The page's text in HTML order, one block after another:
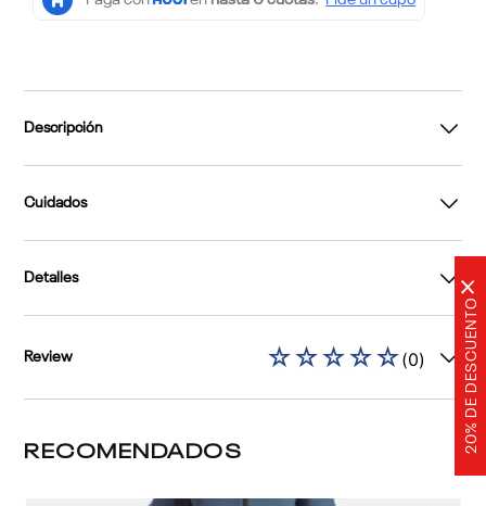
20% DE DESCUENTO
×
Descripción
Cuidados
Detalles
Review ☆☆☆☆☆(0)
RECOMENDADOS